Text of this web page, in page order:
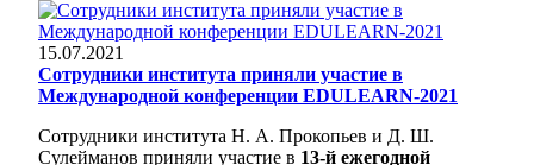
15.07.2021
Сотрудники института приняли участие в
Международной конференции EDULEARN-2021
Сотрудники института Н. А. Прокопьев и Д. Ш.
Сулейманов приняли участие в 13-й ежегодной